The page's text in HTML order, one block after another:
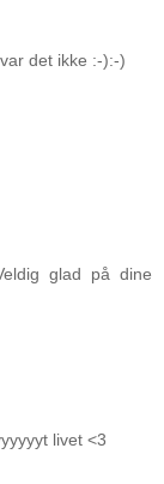
det ikke :-):-)
glad på dine
livet <3